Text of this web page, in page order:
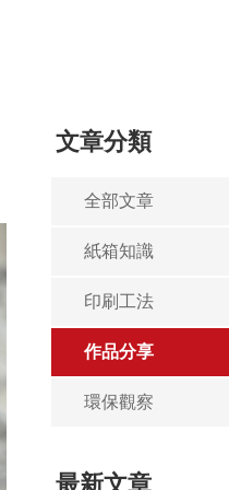
文章分類
全部文章
紙箱知識
印刷工法
作品分享
環保觀察
最新文章